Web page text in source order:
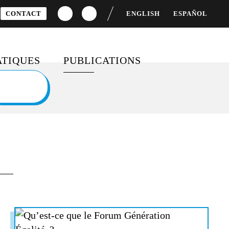
CONTACT ENGLISH ESPAÑOL
DU
DURABLE
PUBLICATIONS
MOBILISATION ET
ENGAGEMENT CITOYEN